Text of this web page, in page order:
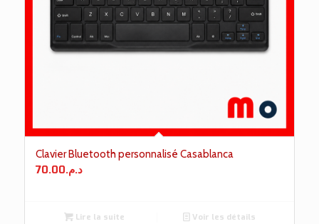
Clavier Bluetooth personnalisé Casablanca
د.م.70.00
Lire la suite Voir les détails